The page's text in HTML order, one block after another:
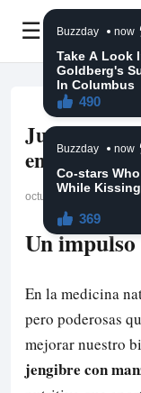
☰
Jugo de
energía y
octubre 2, 2025
Un
En la medicina
pero poderosas
mejorar nuestro
jengibre con